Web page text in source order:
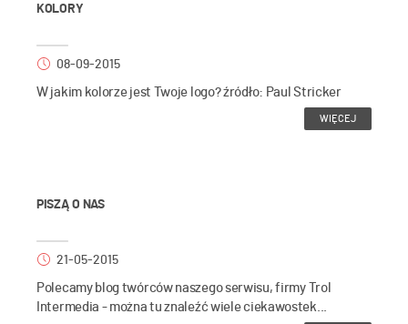
KOLORY
08-09-2015
W jakim kolorze jest Twoje logo? źródło: Paul Stricker
WIĘCEJ
PISZĄ O NAS
21-05-2015
Polecamy blog twórców naszego serwisu, firmy Trol
Intermedia - można tu znaleźć wiele ciekawostek...